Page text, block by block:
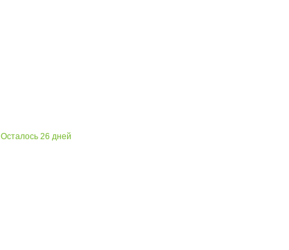
Осталось 26 дней